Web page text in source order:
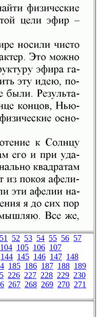
51 52 53 54 55 56 57
104 105 106 107
144 145 146 147 148
185 186 187 188 189
226 227 228 229 230
267 268 269 270 271